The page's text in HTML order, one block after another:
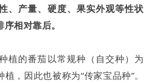
、产量、硬度、果实外观等性状
相对靠后。
植的番茄以常规种（自交种）为
，因此也被称为“传家宝品种”。